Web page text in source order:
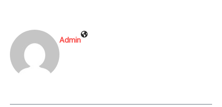
Admin